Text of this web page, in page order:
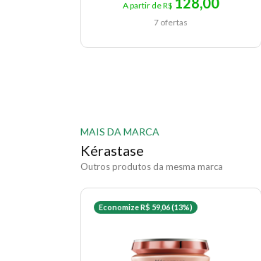
A partir de R$
7 ofertas
MAIS DA MARCA
Kérastase
Outros produtos da mesma marca
Economize R$ 59,06 (13%)